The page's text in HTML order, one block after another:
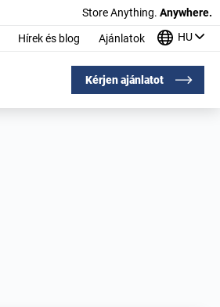
Store Anything. Anywhere.
Hírek és blog Ajánlatok HU
Kérjen ajánlatot